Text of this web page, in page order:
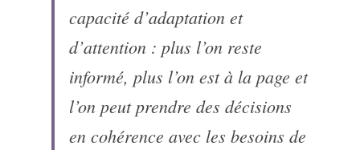
capacité d’adaptation et
d’attention : plus l’on reste
informé, plus l’on est à la page et
l’on peut prendre des décisions
en cohérence avec les besoins de